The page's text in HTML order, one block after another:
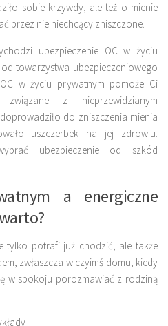
sobie krzywdy, ale też o mienie
przez nie niechcący zniszczone.
ubezpieczenie OC w życiu
towarzystwa ubezpieczeniowego
w życiu prywatnym pomoże Ci
z nieprzewidzianym
do zniszczenia mienia
uszczerbek na jej zdrowiu.
ubezpieczenie od szkód
a energiczne
tylko potrafi już chodzić, ale także
zwłaszcza w czyimś domu, kiedy
w spokoju porozmawiać z rodziną